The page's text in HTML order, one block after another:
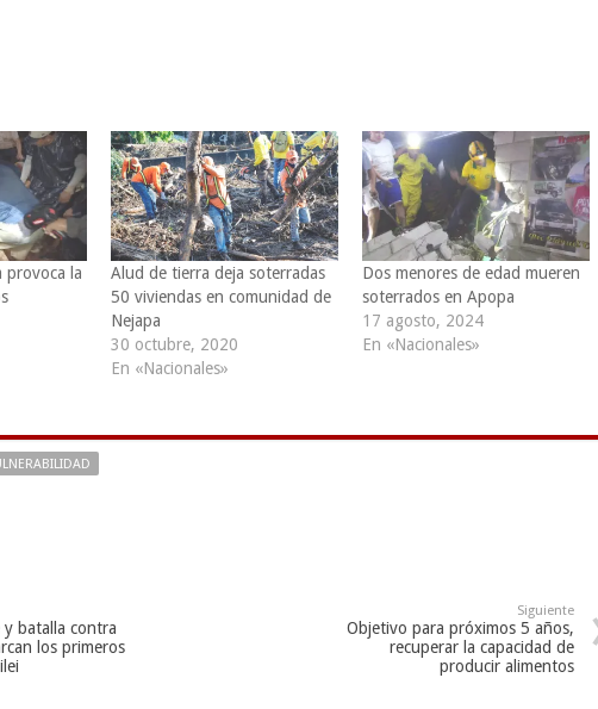
provoca la
Alud de tierra deja soterradas
50 viviendas en comunidad de
Nejapa
30 octubre, 2020
En «Nacionales»
Dos menores de edad mueren
soterrados en Apopa
17 agosto, 2024
En «Nacionales»
y batalla contra
los primeros
Siguiente
Objetivo para próximos 5 años,
recuperar la capacidad de
producir alimentos